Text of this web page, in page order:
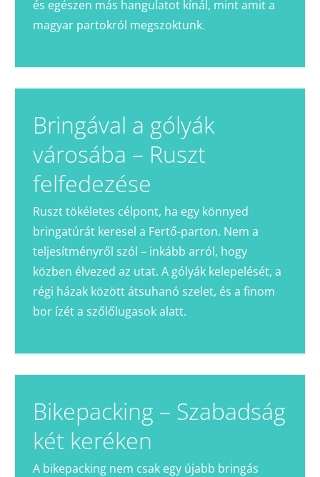
és egészen más hangulatot kínál, mint amit a
magyar partokról megszoktunk.
Bringával a gólyák
városába – Ruszt
felfedezése
Ruszt tökéletes célpont, ha egy könnyed
bringatúrát keresel a Fertő-parton. Nem a
teljesítményről szól – inkább arról, hogy
közben élvezed az utat. A gólyák kelepelését, a
régi házak között átsuhanó szelet, és a finom
bor ízét a szőlőlugasok alatt.
Bikepacking – Szabadság
két keréken
A bikepacking nem csak egy újabb bringás